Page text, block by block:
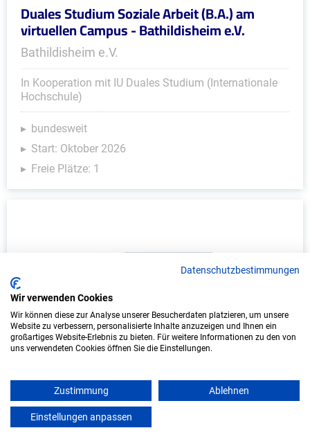
Duales Studium Soziale Arbeit (B.A.) am
virtuellen Campus - Bathildisheim e.V.
Bathildisheim e.V.
In Kooperation mit IU Duales Studium (Internationale
Hochschule)
bundesweit
Start: Oktober 2026
Freie Plätze: 1
Duales Studium Kindheitspädagogik (B.A.)
am virtuellen Campus - Stadt Schopfheim
In Kooperation mit IU Duales Studium
(Internationale Hochschule)
Datenschutzbestimmungen
Wir verwenden Cookies
Wir können diese zur Analyse unserer Besucherdaten platzieren, um unsere
Website zu verbessern, personalisierte Inhalte anzuzeigen und Ihnen ein
großartiges Website-Erlebnis zu bieten. Für weitere Informationen zu den von
uns verwendeten Cookies öffnen Sie die Einstellungen.
Zustimmung Ablehnen
Einstellungen anpassen